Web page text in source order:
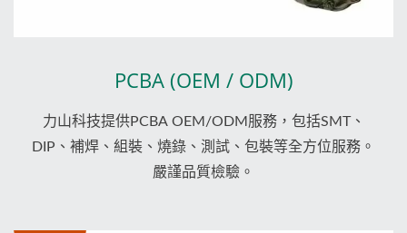
PCBA (OEM / ODM)
力山科技提供PCBA OEM/ODM服務，包括SMT、
DIP、補焊、組裝、燒錄、測試、包裝等全方位服務。
嚴謹品質檢驗。